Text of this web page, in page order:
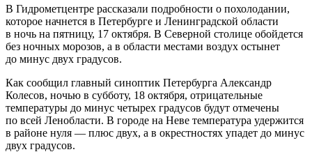
В Гидрометцентре рассказали подробности о похолодании,
которое начнется в Петербурге и Ленинградской области
в ночь на пятницу, 17 октября. В Северной столице обойдется
без ночных морозов, а в области местами воздух остынет
до минус двух градусов.
Как сообщил главный синоптик Петербурга Александр
Колесов, ночью в субботу, 18 октября, отрицательные
температуры до минус четырех градусов будут отмечены
по всей Ленобласти. В городе на Неве температура удержится
в районе нуля — плюс двух, а в окрестностях упадет до минус
двух градусов.